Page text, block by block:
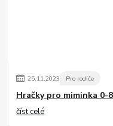
25.11.2023 Pro rodiče
Hračky pro miminka 0-
číst celé